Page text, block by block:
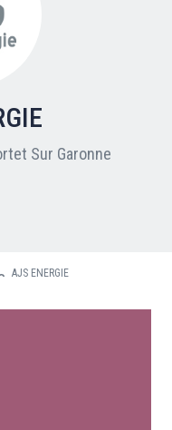
Sur Garonne
AJS ENERGIE